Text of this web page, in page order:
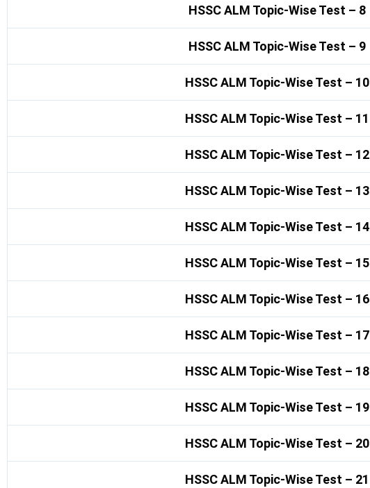
HSSC ALM Topic-Wise Test – 8
HSSC ALM Topic-Wise Test – 9
HSSC ALM Topic-Wise Test – 10
HSSC ALM Topic-Wise Test – 11
HSSC ALM Topic-Wise Test – 12
HSSC ALM Topic-Wise Test – 13
HSSC ALM Topic-Wise Test – 14
HSSC ALM Topic-Wise Test – 15
HSSC ALM Topic-Wise Test – 16
HSSC ALM Topic-Wise Test – 17
HSSC ALM Topic-Wise Test – 18
HSSC ALM Topic-Wise Test – 19
HSSC ALM Topic-Wise Test – 20
HSSC ALM Topic-Wise Test – 21